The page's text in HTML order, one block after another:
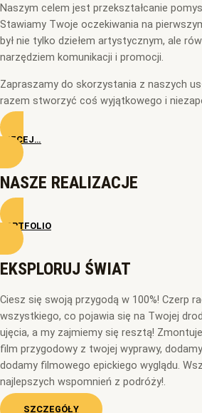
Naszym celem jest przekształcanie
Stawiamy Twoje oczekiwania na
był nie tylko dziełem artystycznym, ale
narzędziem komunikacji i promocji.
Zapraszamy do skorzystania z naszych
razem stworzyć coś wyjątkowego i
WIĘCEJ…
NASZE REALIZACJE
PORTFOLIO
EKSPLORUJ ŚWIAT
Ciesz się swoją przygodą w 100%! Czerp
wszystkiego, co pojawia się na Twojej
ujęcia, a my zajmiemy się resztą!
film przygodowy z twojej wyprawy,
dodamy filmowego epickiego wyglądu.
najlepszych wspomnień z podróży!.
SZCZEGÓŁY